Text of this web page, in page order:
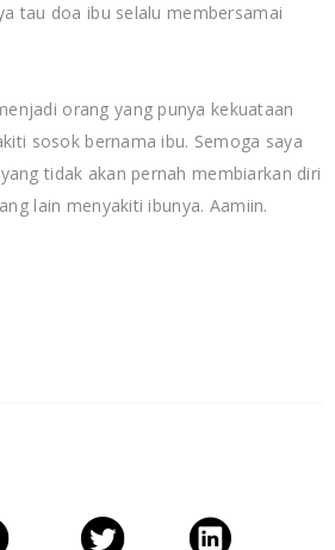
tau doa ibu selalu membersamai
orang yang punya kekuataan
sosok bernama ibu. Semoga saya
tidak akan pernah membiarkan diri
lain menyakiti ibunya. Aamiin.